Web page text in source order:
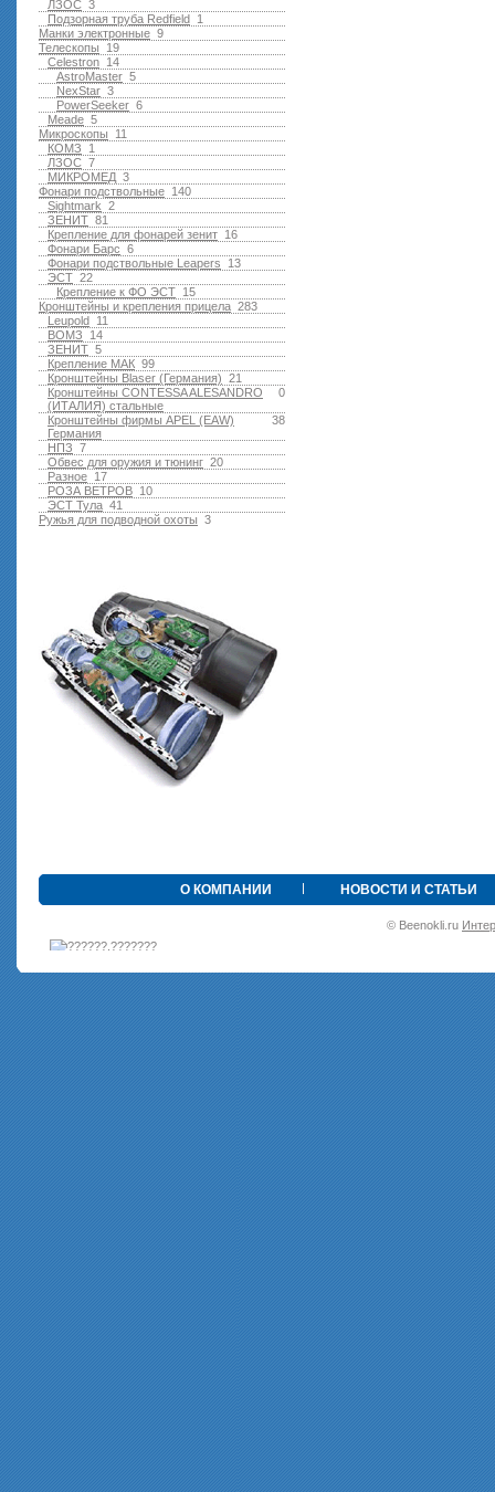
3
ЛЗОС
1
Подзорная труба Redfield
9
Манки электронные
19
Телескопы
14
Celestron
5
AstroMaster
3
NexStar
6
PowerSeeker
5
Meade
11
Микроскопы
1
КОМЗ
7
ЛЗОС
3
МИКРОМЕД
140
Фонари подствольные
2
Sightmark
81
ЗЕНИТ
16
Крепление для фонарей зенит
6
Фонари Барс
13
Фонари подствольные Leapers
22
ЭСТ
15
Крепление к ФО ЭСТ
283
Кронштейны и крепления прицела
11
Leupold
14
ВОМЗ
5
ЗЕНИТ
99
Крепление МАК
21
Кронштейны Blaser (Германия)
0
Кронштейны CONTESSA ALESANDRO
(ИТАЛИЯ) стальные
38
Кронштейны фирмы APEL (EAW)
Германия
7
НПЗ
20
Обвес для оружия и тюнинг
17
Разное
10
РОЗА ВЕТРОВ
41
ЭСТ Тула
3
Ружья для подводной оxоты
О КОМПАНИИ НОВОСТИ И СТАТЬИ
© Beenokli.ru
•